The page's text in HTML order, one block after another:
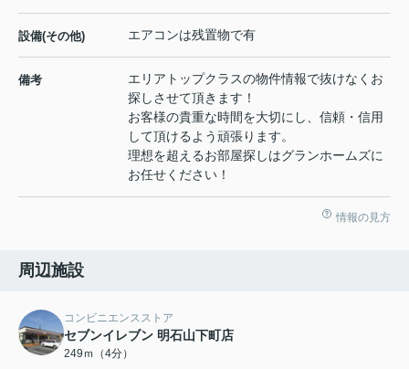
設備(その他) エアコンは残置物で有
備考
エリアトップクラスの物件情報で抜けなくお
探しさせて頂きます！
お客様の貴重な時間を大切にし、信頼・信用
して頂けるよう頑張ります。
理想を超えるお部屋探しはグランホームズに
お任せください！
情報の見方
周辺施設
コンビニエンスストア
セブンイレブン 明石山下町店
249ｍ（4分）